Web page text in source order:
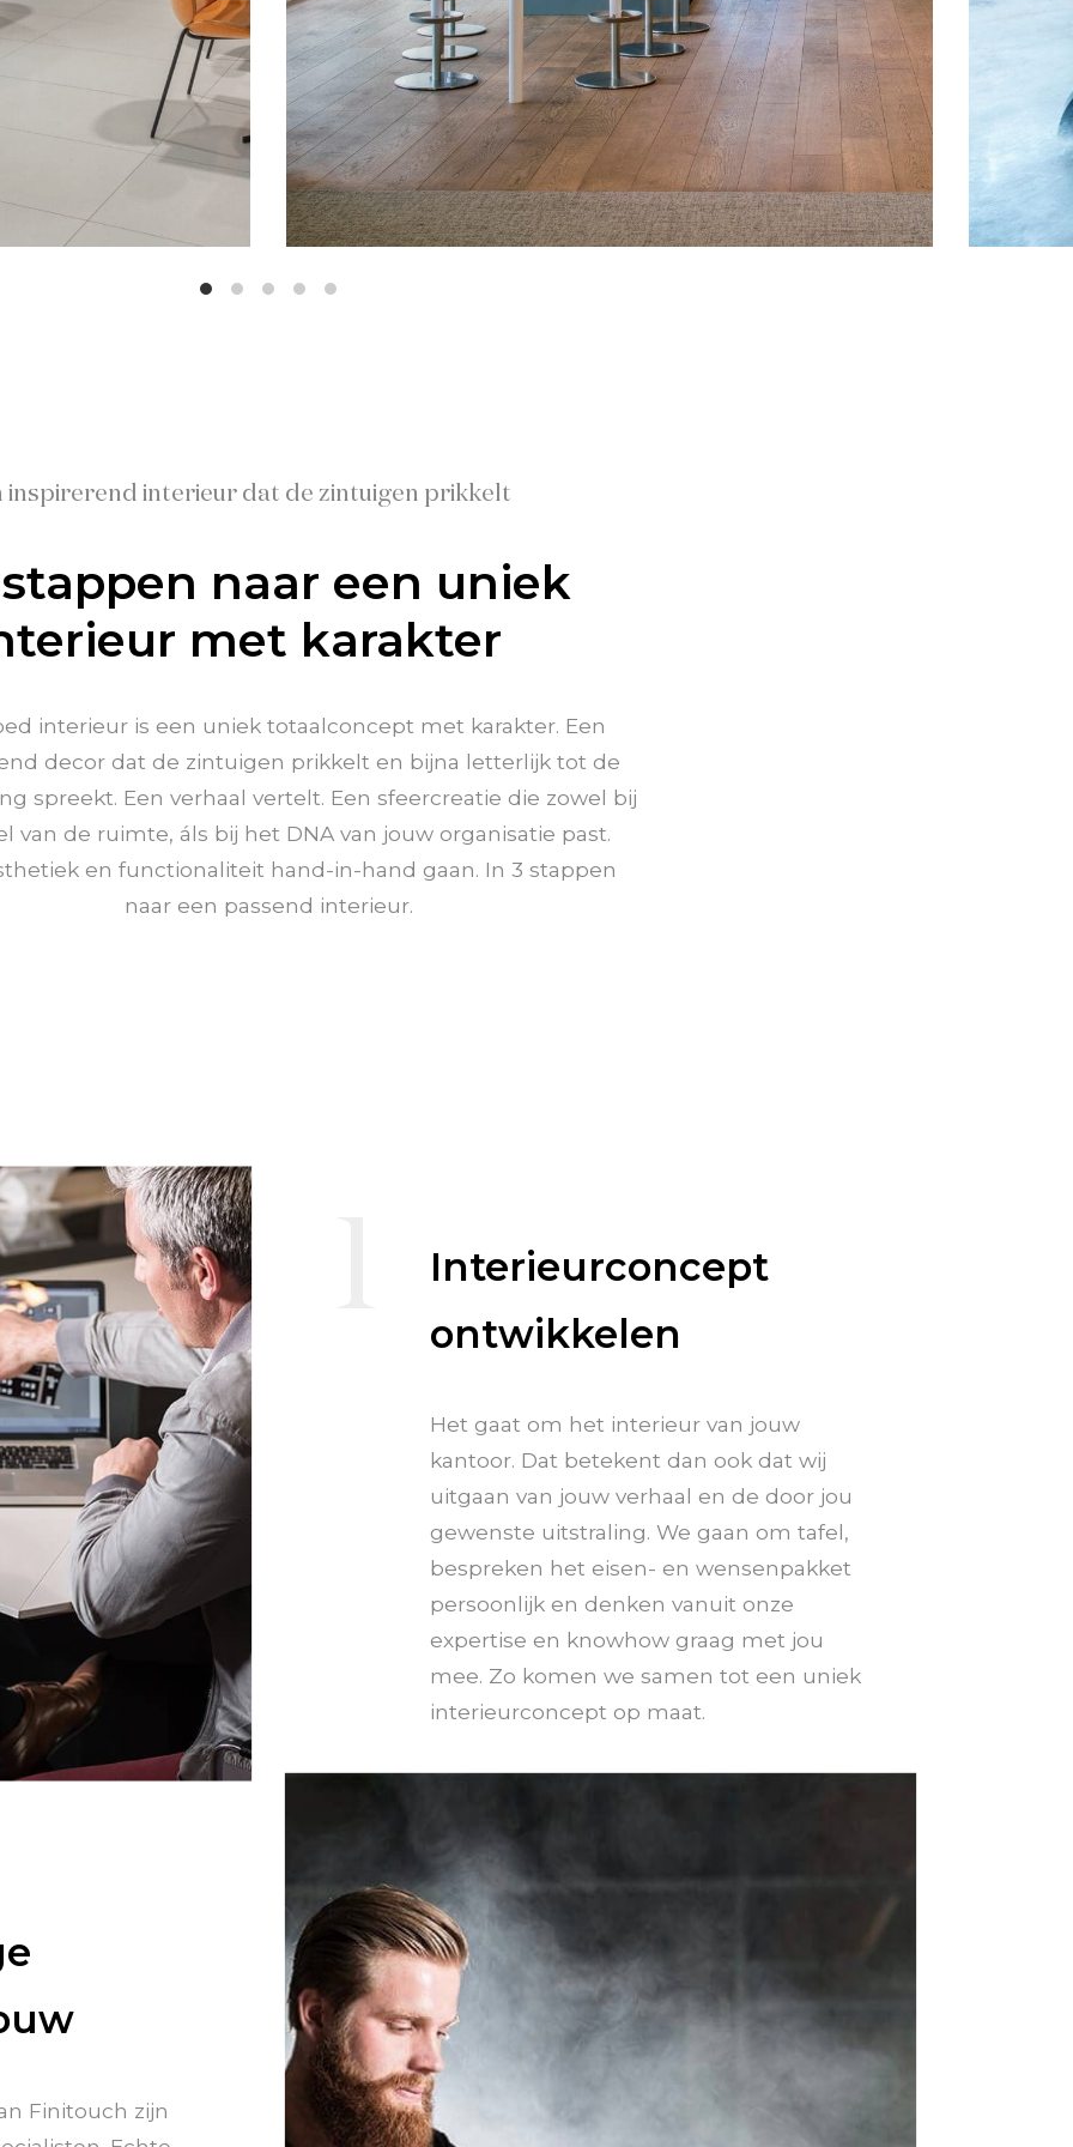
inspirerend interieur dat de zintuigen prikkelt
naar een uniek
met karakter
interieur is een uniek totaalconcept met karakter. Een
decor dat de zintuigen prikkelt en bijna letterlijk tot de
spreekt. Een verhaal vertelt. Een sfeercreatie die zowel bij
van de ruimte, áls bij het DNA van jouw organisatie past.
en functionaliteit hand-in-hand gaan. In 3 stappen
naar een passend interieur.
Interieurconcept
ontwikkelen
Het gaat om het interieur van jouw
kantoor. Dat betekent dan ook dat wij
uitgaan van jouw verhaal en de door jou
gewenste uitstraling. We gaan om tafel,
bespreken het eisen- en wensenpakket
persoonlijk en denken vanuit onze
expertise en knowhow graag met jou
mee. Zo komen we samen tot een uniek
interieurconcept op maat.
Finitouch zijn